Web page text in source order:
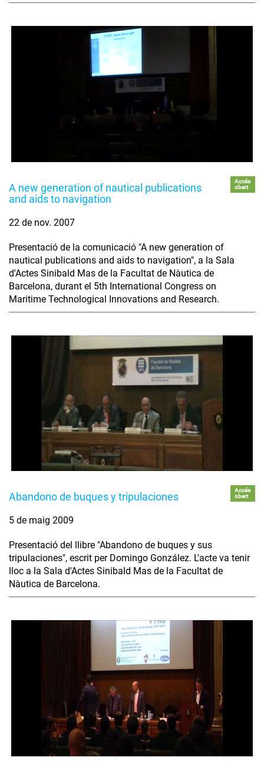
A new generation of nautical publications
and aids to navigation
Accés
obert
22 de nov. 2007
Presentació de la comunicació "A new generation of
nautical publications and aids to navigation", a la Sala
d'Actes Sinibald Mas de la Facultat de Nàutica de
Barcelona, durant el 5th International Congress on
Maritime Technological Innovations and Research.
Abandono de buques y tripulaciones
Accés
obert
5 de maig 2009
Presentació del llibre "Abandono de buques y sus
tripulaciones", escrit per Domingo González. L'acte va tenir
lloc a la Sala d'Actes Sinibald Mas de la Facultat de
Nàutica de Barcelona.